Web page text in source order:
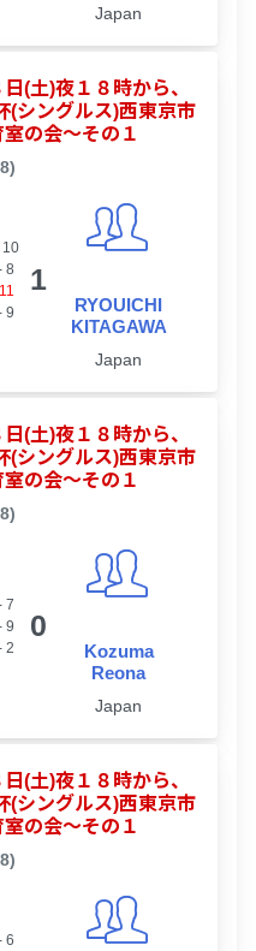
Japan
(土)夜１８時から、
(シングルス)西東京市
の会～その１
10
8
11
9
1
RYOUICHI
KITAGAWA
Japan
(土)夜１８時から、
(シングルス)西東京市
の会～その１
7
9
2
0
Kozuma
Reona
Japan
(土)夜１８時から、
(シングルス)西東京市
の会～その１
6